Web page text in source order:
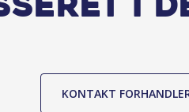
i
KONTAKT